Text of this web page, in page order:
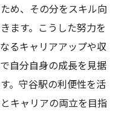
め、その分をスキル向
ます。こうした努力を
るキャリアアップや収
自分自身の成長を見据
。守谷駅の利便性を活
キャリアの両立を目指